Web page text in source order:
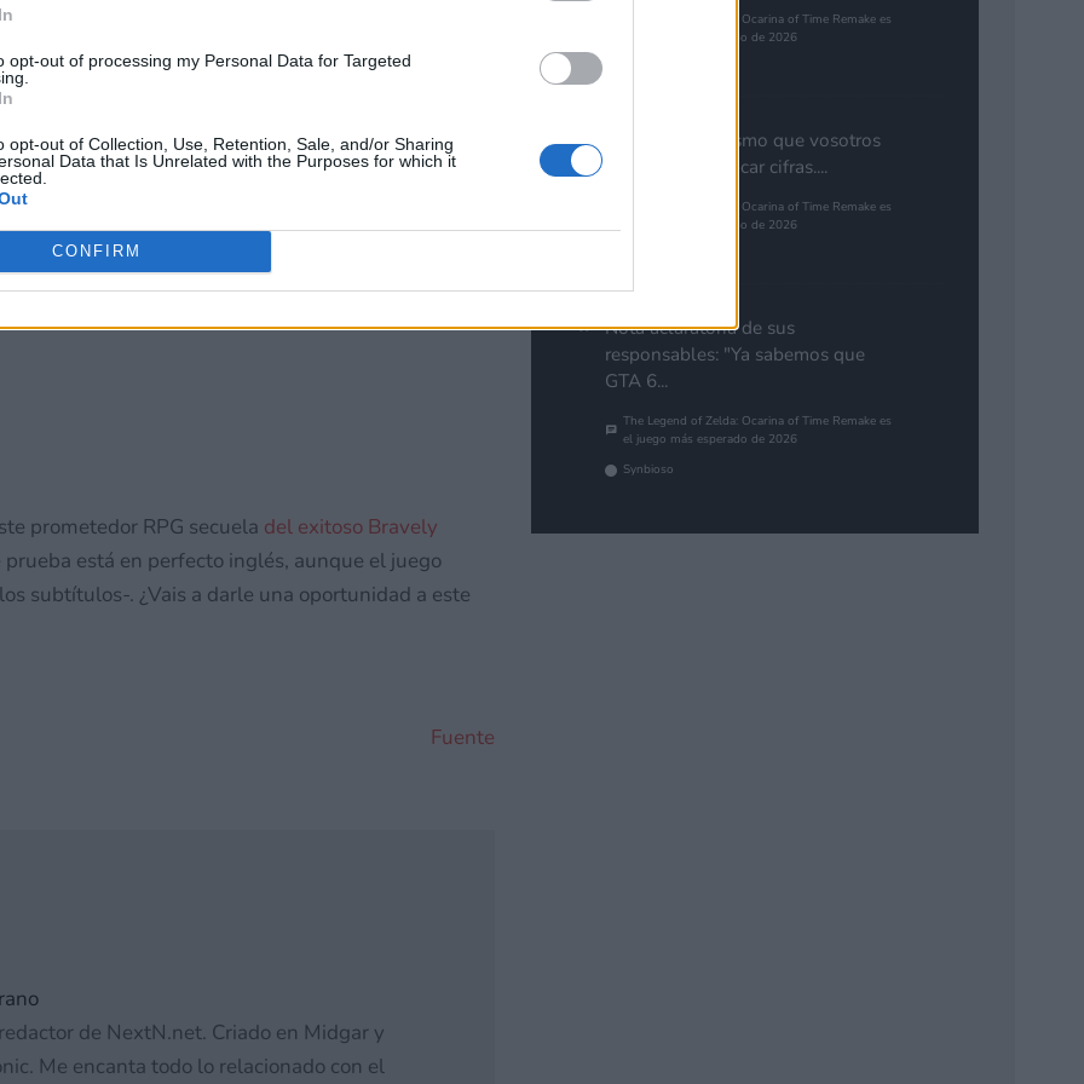
opt-out of processing my Personal Data for Targeted
opt-out of Collection, Use, Retention, Sale, and/or Sharing
Data that Is Unrelated with the Purposes for which it
CONFIRM
en el juego en
T7m6v4cdt4
February 11,
prometedor RPG secuela del exitoso Bravely
prueba está en perfecto inglés, aunque el juego
subtítulos-. ¿Vais a darle una oportunidad a este
Fuente
de NextN.net. Criado en Midgar y
Me encanta todo lo relacionado con el
The Legend of Zelda: Ocarina of Time Remake es
el juego más esperado de 2026
Yo pienso lo mismo que vosotros
de GTA. Cuantificar cifras....
The Legend of Zelda: Ocarina of Time Remake es
el juego más esperado de 2026
Nota aclaratoria de sus
responsables: "Ya sabemos que
GTA 6...
The Legend of Zelda: Ocarina of Time Remake es
el juego más esperado de 2026
Synbioso